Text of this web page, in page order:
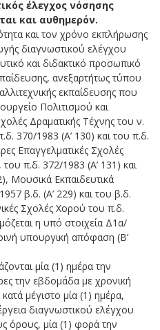
έλεγχος νόσησης
και αυθημερόν.
και τον χρόνο εκπλήρωσης
διαγνωστικού ελέγχου
και διδακτικό προσωπικό
ανεξαρτήτως τύπου
εκπαίδευσης που
Πολιτισμού και
Δραματικής Τέχνης του ν.
370/1983 (Α’ 130) και του π.δ.
Επαγγελματικές Σχολές
π.δ. 372/1983 (Α’ 131) και
Μουσικά Εκπαιδευτικά
β.δ. (Α’ 229) και του β.δ.
Σχολές Χορού του π.δ.
η υπό στοιχεία Δ1α/
υπουργική απόφαση (Β’
μία (1) ημέρα την
την εβδομάδα με χρονική
μέγιστο μία (1) ημέρα,
διαγνωστικού ελέγχου
όρους, μία (1) φορά την